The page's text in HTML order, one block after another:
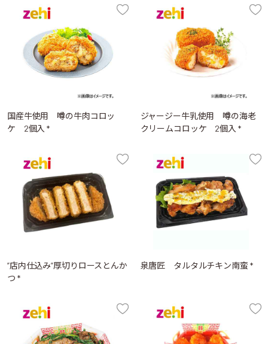
国産牛使用 噂の牛肉コロッ
ケ 2個入 *
ジャージー牛乳使用 噂の海老
クリームコロッケ 2個入 *
”店内仕込み”厚切りロースとんか
つ *
泉唐匠 タルタルチキン南蛮 *